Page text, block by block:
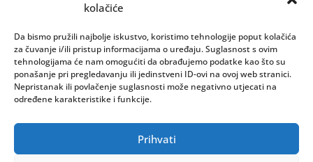
kolačiće
Da bismo pružili najbolje iskustvo, koristimo tehnologije poput kolačića
za čuvanje i/ili pristup informacijama o uređaju. Suglasnost s ovim
tehnologijama će nam omogućiti da obrađujemo podatke kao što su
ponašanje pri pregledavanju ili jedinstveni ID-ovi na ovoj web stranici.
Nepristanak ili povlačenje suglasnosti može negativno utjecati na
određene karakteristike i funkcije.
Prihvati
Jadranko +385 91 501 4218

info@vinopedia.hr
© 2023, Vinopedia, sva prava sadržana / Web by